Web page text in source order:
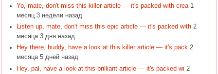
Yo, mate, don't miss this killer article — it's packed with crea 1
месяц 3 недели назад
Listen up, mate, don't miss this epic article — it's packed with 2
месяца 3 дня назад
Hey there, buddy, have a look at this killer article — it's pack 2
месяца 5 дней назад
Hey, pal, have a look at this brilliant article — it's packed wi 2